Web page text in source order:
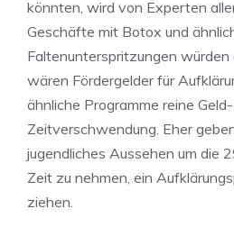
könnten, wird von Experten
Geschäfte mit Botox und
Faltenunterspritzungen würden
wären Fördergelder für
ähnliche Programme reine
Zeitverschwendung. Eher
jugendliches Aussehen um die
Zeit zu nehmen, ein
ziehen.